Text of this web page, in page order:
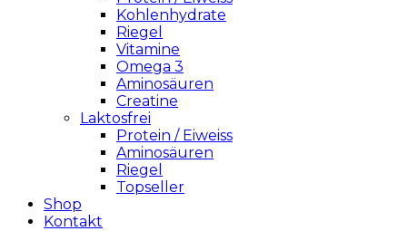
Kohlenhydrate
Riegel
Vitamine
Omega 3
Aminosäuren
Creatine
Laktosfrei
Protein / Eiweiss
Aminosäuren
Riegel
Topseller
Shop
Kontakt